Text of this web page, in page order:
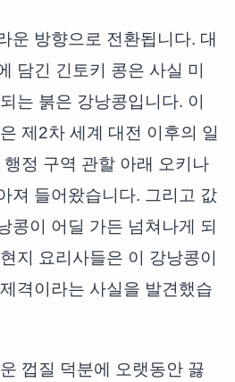
운 방향으로 전환됩니다. 대
담긴 긴토키 콩은 사실 미
는 붉은 강낭콩입니다. 이
제2차 세계 대전 이후의 일
정 구역 관할 아래 오키나
져 들어왔습니다. 그리고 값
콩이 어딜 가든 넘쳐나게 되
지 요리사들은 이 강낭콩이
격이라는 사실을 발견했습
껍질 덕분에 오랫동안 끓